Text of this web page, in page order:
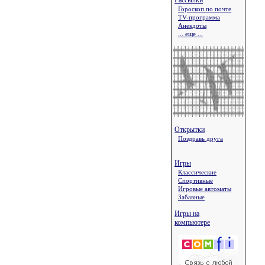
Гороскоп по почте
TV-программа
Анекдоты
... еще ...
Открытки
Поздравь друга
Игры
Классические
Спортивные
Игровые автоматы
Забавные
Игры на
компьютере